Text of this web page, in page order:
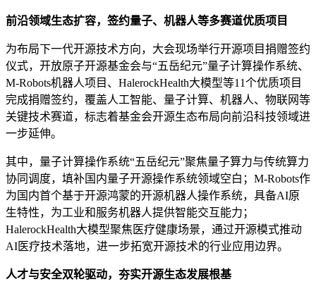
前沿领域生态扩容，签约量子、机器人等多赛道优质项目
为布局下一代开源技术方向，大会现场举行开源项目捐赠签约
仪式，开放原子开源基金会与“五岳纪元”量子计算操作系统、
M-Robots机器人项目、HalerockHealth大模型等11个优质项目
完成捐赠签约，覆盖人工智能、量子计算、机器人、物联网等
关键技术赛道，标志着基金会开源生态布局向前沿科技领域进
一步延伸。
其中，量子计算操作系统“五岳纪元”聚焦量子算力与传统算力
协同调度，填补国内量子开源操作系统领域空白；M-Robots作
为国内首个基于开源鸿蒙的开源机器人操作系统，具备AI原
生特性，为工业和服务机器人提供智能交互能力；
HalerockHealth大模型聚焦医疗健康场景，通过开源模式推动
AI医疗技术落地，进一步拓宽开源技术的行业应用边界。
人才与安全双轮驱动，夯实开源生态发展根基